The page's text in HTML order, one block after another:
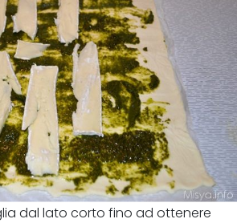
dal lato corto fino ad ottenere